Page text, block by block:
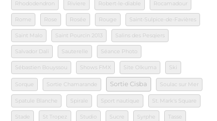
Rhododendron Riviere Robert-le-diable Rocamadour
Rome Rose Rosée Rouge Saint-Sulpice-de-Favières
Saint Malo Saint Pourcin 2013 Salins des Pesqiers
Salvador Dali Sauterelle Séance Photo
Sébastien Bouyssou Shows FMX Site Olkuma Ski
Sorque Sortie Chamarande Sortie Cisba Soulac sur Mer
Spatule Blanche Spirale Sport nautique St. Mark's Square
Stade St Tropez Studio Sucre Syrphe Tasse